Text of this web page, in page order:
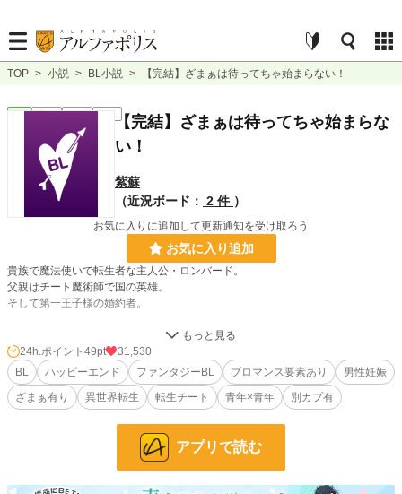
TOP > 小説 > BL小説 > 【完結】ざまぁは待ってちゃ始まらない！
BL 完結 長編
【完結】ざまぁは待ってちゃ始まらな
い！
紫蘇
（近況ボード： 2 件 ）
お気に入りに追加して更新通知を受け取ろう
お気に入り追加
貴族で魔法使いで転生者な主人公・ロンバード。
父親はチート魔術師で国の英雄。
そして第一王子様の婚約者。
そう、明るいはずなんだけどなぁ。
「やっぱ俺、王子様の伴侶なんて無理！！」
しきたりなんかもっと知らん！！
24h.ポイント 49pt
31,530
BL
ハッピーエンド ファンタジーBL ブロマンス要素あり
男性妊娠
ざまぁ有り
異世界転生 転生チート 青年×青年 別カプ有
アプリで読む